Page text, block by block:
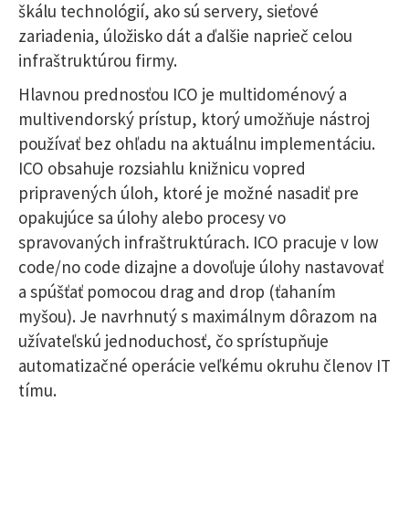
škálu technológií, ako sú servery, sieťové
zariadenia, úložisko dát a ďalšie naprieč celou
infraštruktúrou firmy.
Hlavnou prednosťou ICO je multidoménový a
multivendorský prístup, ktorý umožňuje nástroj
používať bez ohľadu na aktuálnu implementáciu.
ICO obsahuje rozsiahlu knižnicu vopred
pripravených úloh, ktoré je možné nasadiť pre
opakujúce sa úlohy alebo procesy vo
spravovaných infraštruktúrach. ICO pracuje v low
code/no code dizajne a dovoľuje úlohy nastavovať
a spúšťať pomocou drag and drop (ťahaním
myšou). Je navrhnutý s maximálnym dôrazom na
užívateľskú jednoduchosť, čo sprístupňuje
automatizačné operácie veľkému okruhu členov IT
tímu.